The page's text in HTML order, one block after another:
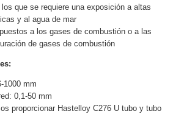
que se requiere una exposición a altas
y al agua de mar
a los gases de combustión o a las
de gases de combustión
1000 mm
0,1-50 mm
proporcionar Hastelloy C276 U tubo y tubo